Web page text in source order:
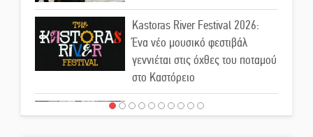
Kastoras River Festival 2026:
Ένα νέο μουσικό φεστιβάλ
γεννιέται στις όχθες του ποταμού
στο Καστόρειο
Τα ζάρια παίρνουν «φωτιά» στην